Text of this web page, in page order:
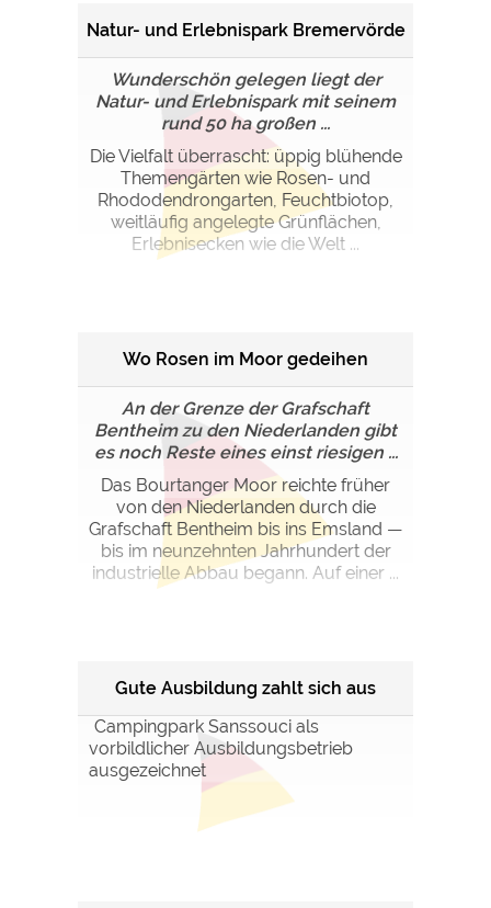
Natur- und Erlebnispark Bremervörde
Wunderschön gelegen liegt der
Natur- und Erlebnispark mit seinem
rund 50 ha großen ...
Die Vielfalt überrascht: üppig blühende
Themengärten wie Rosen- und
Rhododendrongarten, Feuchtbiotop,
weitläufig angelegte Grünflächen,
Erlebnisecken wie die Welt ...
Wo Rosen im Moor gedeihen
An der Grenze der Grafschaft
Bentheim zu den Niederlanden gibt
es noch Reste eines einst riesigen ...
Das Bourtanger Moor reichte früher
von den Niederlanden durch die
Grafschaft Bentheim bis ins Emsland —
bis im neunzehnten Jahrhundert der
industrielle Abbau begann. Auf einer ...
Gute Ausbildung zahlt sich aus
Campingpark Sanssouci als
vorbildlicher Ausbildungsbetrieb
ausgezeichnet